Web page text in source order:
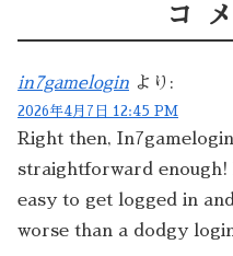
コ
in7gamelogin より:
2026年4月7日 12:45 PM
Right then,
straightforward
easy to get logged in
worse than a dodgy